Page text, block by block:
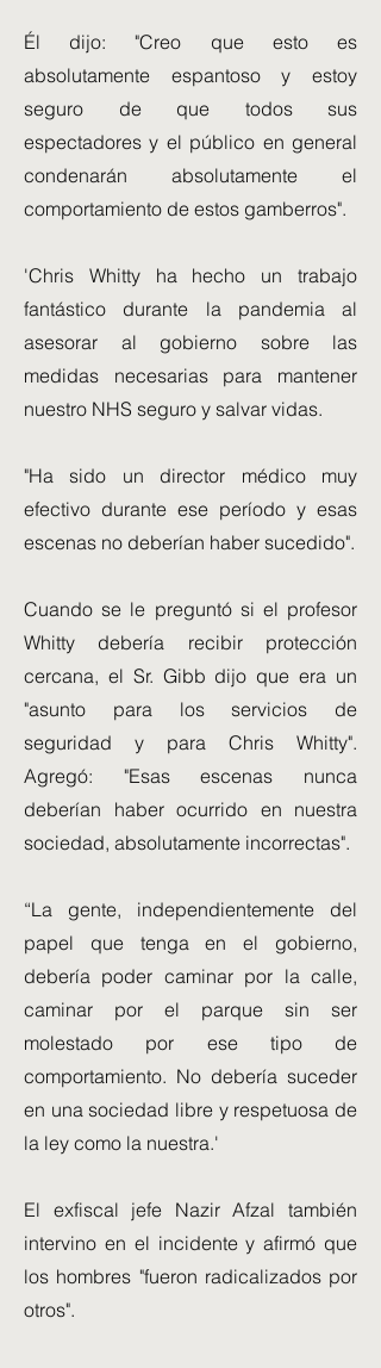
Él dijo: "Creo que esto es
absolutamente espantoso y estoy
seguro de que todos sus
espectadores y el público en general
condenarán absolutamente el
comportamiento de estos gamberros".
'Chris Whitty ha hecho un trabajo
fantástico durante la pandemia al
asesorar al gobierno sobre las
medidas necesarias para mantener
nuestro NHS seguro y salvar vidas.
"Ha sido un director médico muy
efectivo durante ese período y esas
escenas no deberían haber sucedido".
Cuando se le preguntó si el profesor
Whitty debería recibir protección
cercana, el Sr. Gibb dijo que era un
"asunto para los servicios de
seguridad y para Chris Whitty".
Agregó: "Esas escenas nunca
deberían haber ocurrido en nuestra
sociedad, absolutamente incorrectas".
“La gente, independientemente del
papel que tenga en el gobierno,
debería poder caminar por la calle,
caminar por el parque sin ser
molestado por ese tipo de
comportamiento. No debería suceder
en una sociedad libre y respetuosa de
la ley como la nuestra.'
El exfiscal jefe Nazir Afzal también
intervino en el incidente y afirmó que
los hombres "fueron radicalizados por
otros".